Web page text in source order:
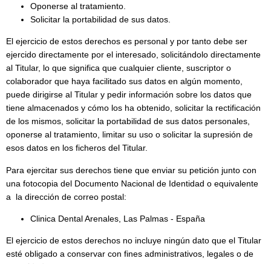
Oponerse al tratamiento.
Solicitar la portabilidad de sus datos.
El ejercicio de estos derechos es personal y por tanto debe ser
ejercido directamente por el interesado, solicitándolo directamente
al Titular, lo que significa que cualquier cliente, suscriptor o
colaborador que haya facilitado sus datos en algún momento,
puede dirigirse al Titular y pedir información sobre los datos que
tiene almacenados y cómo los ha obtenido, solicitar la rectificación
de los mismos, solicitar la portabilidad de sus datos personales,
oponerse al tratamiento, limitar su uso o solicitar la supresión de
esos datos en los ficheros del Titular.
Para ejercitar sus derechos tiene que enviar su petición junto con
una fotocopia del Documento Nacional de Identidad o equivalente
a la dirección de correo postal:
Clinica Dental Arenales, Las Palmas - España
El ejercicio de estos derechos no incluye ningún dato que el Titular
esté obligado a conservar con fines administrativos, legales o de